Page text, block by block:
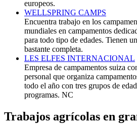
europeos.
WELLSPRING CAMPS
Encuentra trabajo en los
mundiales en campamentos
para todo tipo de edades. Tienen
bastante completa.
LES ELFES INTERNACIONAL
Empresa de campamentos suiza
personal que organiza
todo el año con tres grupos de
programas. NC
Trabajos agrícolas en